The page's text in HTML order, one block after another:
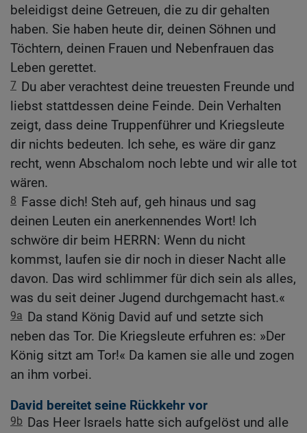
beleidigst deine Getreuen, die zu dir gehalten
haben. Sie haben heute dir, deinen Söhnen und
Töchtern, deinen Frauen und Nebenfrauen das
Leben gerettet.
7 Du aber verachtest deine treuesten Freunde und
liebst stattdessen deine Feinde. Dein Verhalten
zeigt, dass deine Truppenführer und Kriegsleute
dir nichts bedeuten. Ich sehe, es wäre dir ganz
recht, wenn Abschalom noch lebte und wir alle tot
wären.
8 Fasse dich! Steh auf, geh hinaus und sag
deinen Leuten ein anerkennendes Wort! Ich
schwöre dir beim HERRN: Wenn du nicht
kommst, laufen sie dir noch in dieser Nacht alle
davon. Das wird schlimmer für dich sein als alles,
was du seit deiner Jugend durchgemacht hast.«
9a Da stand König David auf und setzte sich
neben das Tor. Die Kriegsleute erfuhren es: »Der
König sitzt am Tor!« Da kamen sie alle und zogen
an ihm vorbei.
David bereitet seine Rückkehr vor
9b Das Heer Israels hatte sich aufgelöst und alle